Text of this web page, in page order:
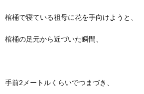
(7/30)
可愛い彼女が部屋に入ってきた。もしか
(7/30)
棺桶で寝ている祖母に花を手向けようと、
棺桶の足元から近づいた瞬間、
手前2メートルくらいでつまづき、